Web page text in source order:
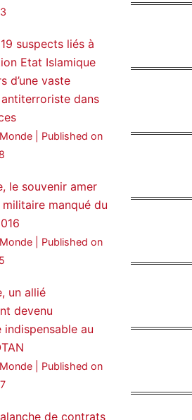
»
Amitiés kurdes de Bretagne
a retweeté
2025
Party Imrali
Öcalan meeting
medyanews.rs/h4lwBwQ
Voir plus...
suspects liés à
Etat Islamique
d’une vaste
dans
Published on
le souvenir amer
manqué du
Published on
un allié
devenu
indispensable au
Published on
de contrats